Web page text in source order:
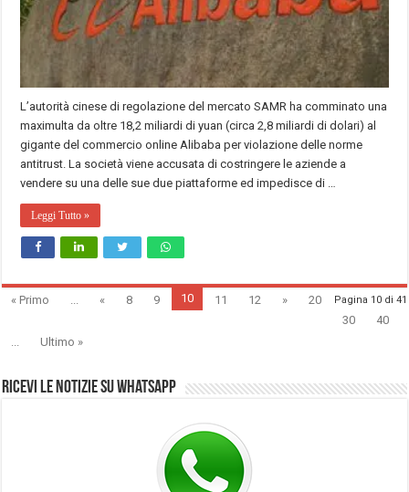
L’autorità cinese di regolazione del mercato SAMR ha comminato una
maximulta da oltre 18,2 miliardi di yuan (circa 2,8 miliardi di dolari) al
gigante del commercio online Alibaba per violazione delle norme
antitrust. La società viene accusata di costringere le aziende a
vendere su una delle sue due piattaforme ed impedisce di …
Leggi Tutto »
Pagina 10 di 41
« Primo « 8 9 10 11 12 »
20
30
40
Ultimo »
Ricevi le notizie su Whatsapp